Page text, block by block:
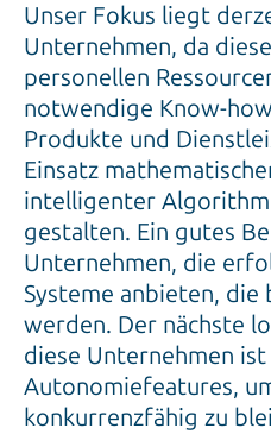
Unser Fokus liegt
Unternehmen, da
personellen
notwendige Know-
Produkte und
Einsatz
intelligenter
gestalten. Ein gutes
Unternehmen, die
Systeme anbieten,
werden. Der nächste
diese Unternehmen
Autonomiefeatures,
konkurrenzfähig zu